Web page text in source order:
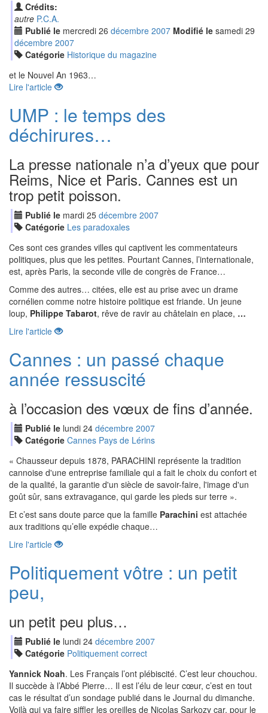
Crédits:
autre P.C.A.
Publié le mercredi 26 décembre 2007 Modifié le samedi 29
décembre 2007
Catégorie Historique du magazine
et le Nouvel An 1963…
Lire l'article
UMP : le temps des
déchirures…
La presse nationale n’a d’yeux que pour
Reims, Nice et Paris. Cannes est un
trop petit poisson.
Publié le mardi 25 décembre 2007
Catégorie Les paradoxales
Ces sont ces grandes villes qui captivent les commentateurs
politiques, plus que les petites. Pourtant Cannes, l’internationale,
est, après Paris, la seconde ville de congrès de France…
Comme des autres… citées, elle est au prise avec un drame
cornélien comme notre histoire politique est friande. Un jeune
loup, Philippe Tabarot, rêve de ravir au châtelain en place, …
Lire l'article
Cannes : un passé chaque
année ressuscité
à l’occasion des vœux de fins d’année.
Publié le lundi 24 décembre 2007
Catégorie Cannes Pays de Lérins
« Chausseur depuis 1878, PARACHINI représente la tradition
cannoise d'une entreprise familiale qui a fait le choix du confort et
de la qualité, la garantie d'un siècle de savoir-faire, l'image d'un
goût sûr, sans extravagance, qui garde les pieds sur terre ».
Et c’est sans doute parce que la famille Parachini est attachée
aux traditions qu’elle expédie chaque…
Lire l'article
Politiquement vôtre : un petit
peu,
un petit peu plus…
Publié le lundi 24 décembre 2007
Catégorie Politiquement correct
Yannick Noah. Les Français l’ont plébiscité. C’est leur chouchou.
Il succède à l’Abbé Pierre… Il est l’élu de leur cœur, c’est en tout
cas le résultat d’un sondage publié dans le Journal du dimanche.
Voilà qui va faire siffler les oreilles de Nicolas Sarkozy car, pour le